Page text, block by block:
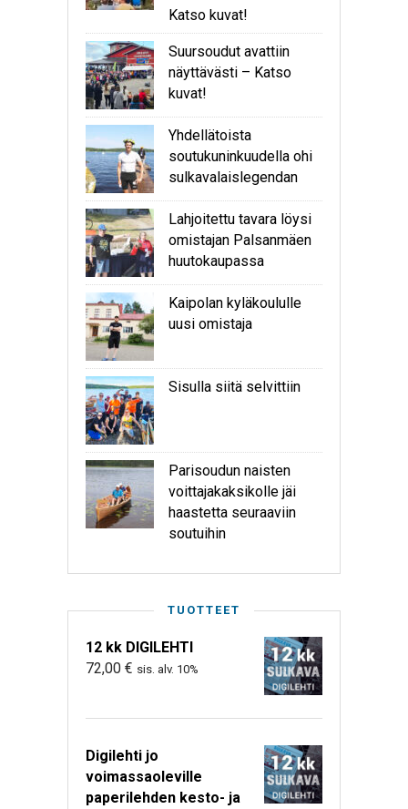
Katso kuvat!
Suursoudut avattiin
näyttävästi – Katso
kuvat!
Yhdellätoista
soutukuninkuudella ohi
sulkavalaislegendan
Lahjoitettu tavara löysi
omistajan Palsanmäen
huutokaupassa
Kaipolan kyläkoululle
uusi omistaja
Sisulla siitä selvittiin
Parisoudun naisten
voittajakaksikolle jäi
haastetta seuraaviin
soutuihin
TUOTTEET
12 kk DIGILEHTI
72,00 € sis. alv. 10%
Digilehti jo
voimassaoleville
paperilehden kesto- ja